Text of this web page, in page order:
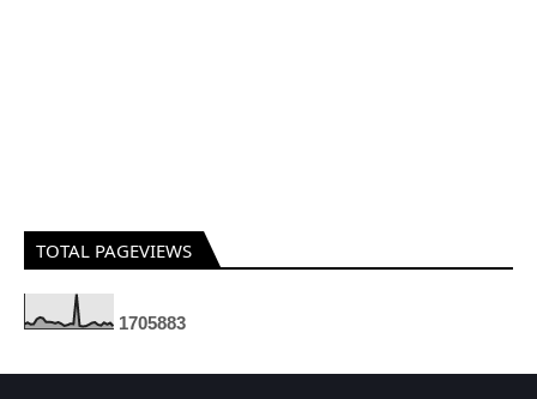
TOTAL PAGEVIEWS
1705883